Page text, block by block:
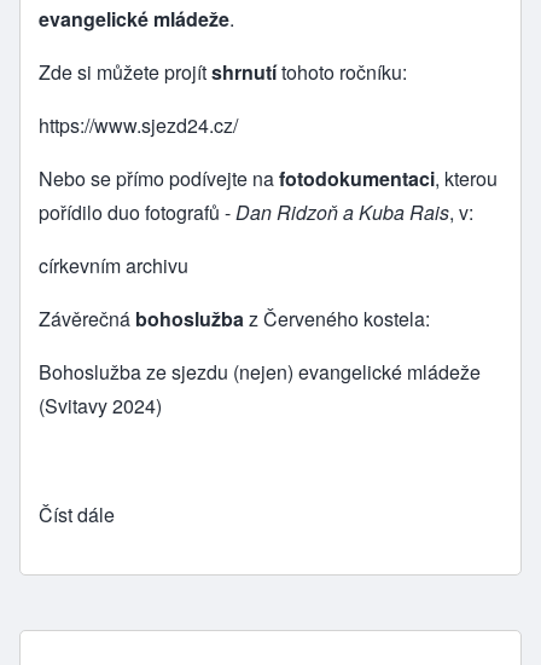
evangelické mládeže.
Zde si můžete projítshrnutítohoto ročníku:
https://www.sjezd24.cz/
Nebo se přímo podívejte nafotodokumentaci, kterou
pořídilo duo fotografů -Dan Ridzoň a Kuba Rais, v:
církevním archivu
Závěrečná bohoslužbaz Červeného kostela:
Bohoslužba ze sjezdu (nejen) evangelické mládeže
(Svitavy 2024)
Číst dále